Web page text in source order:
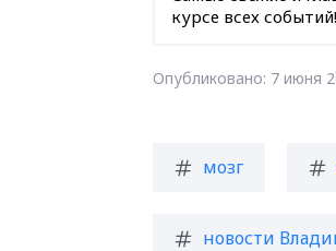
курсе всех событий!
Опубликовано: 7 июня
мозг
новости